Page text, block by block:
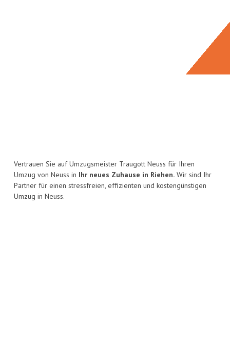
Vertrauen Sie auf Umzugsmeister Traugott Neuss für Ihren
Umzug von Neuss in Ihr neues Zuhause in Riehen. Wir sind Ihr
Partner für einen stressfreien, effizienten und kostengünstigen
Umzug in Neuss.